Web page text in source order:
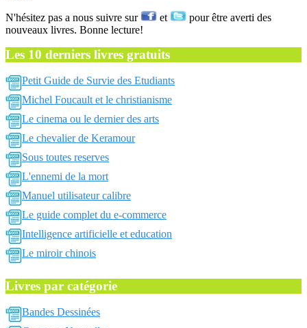
N'hésitez pas a nous suivre sur et
pour être averti des
nouveaux livres. Bonne lecture!
Les 10 derniers livres gratuits
Petit Guide de Survie des Etudiants
Michel Foucault et le christianisme
Le cinema ou le dernier des arts
Le chevalier de Keramour
Sous toutes reserves
L'ennemi de la mort
Manuel utilisateur calibre
Le guide complet du e-commerce
Intelligence artificielle et education
Le miroir chinois
Livres par catégorie
Bandes Dessinées